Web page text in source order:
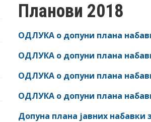
Планови 2018
ОДЛУКА о допуни плана
ОДЛУКА о допуни плана
ОДЛУКА о допуни плана
ОДЛУКА о допуни плана
Допуна плана јавних набавки